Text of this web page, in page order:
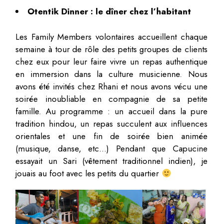
Otentik Dinner : le dîner chez l’habitant
Les Family Members volontaires accueillent chaque
semaine à tour de rôle des petits groupes de clients
chez eux pour leur faire vivre un repas authentique
en immersion dans la culture musicienne. Nous
avons été invités chez Rhani et nous avons vécu une
soirée inoubliable en compagnie de sa petite
famille. Au programme : un accueil dans la pure
tradition hindou, un repas succulent aux influences
orientales et une fin de soirée bien animée
(musique, danse, etc…) Pendant que Capucine
essayait un Sari (vêtement traditionnel indien), je
jouais au foot avec les petits du quartier